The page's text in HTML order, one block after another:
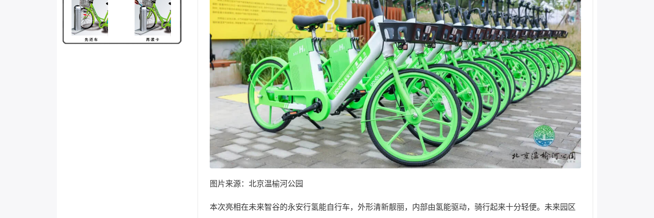
图片来源：北京温榆河公园
本次亮相在未来智谷的永安行氢能自行车，外形清新靓丽，内部由氢能驱动，骑行起来十分轻便。未来园区